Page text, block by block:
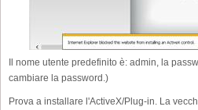
Il nome utente predefinito è: admin, la
cambiare la password.)
Prova a installare l'ActiveX/Plug-in. La